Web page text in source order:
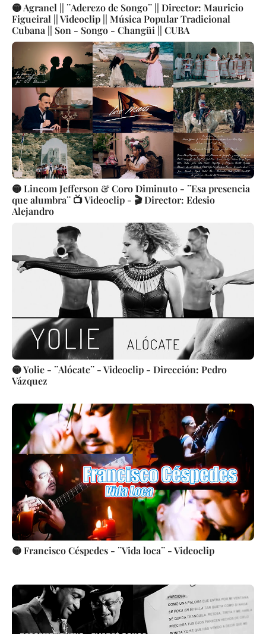
🟡 Agranel || ¨Aderezo de Songo¨ || Director: Mauricio
Figueiral || Videoclip || Música Popular Tradicional
Cubana || Son - Songo - Changüi || CUBA
🟡 Lincom Jefferson & Coro Diminuto - ¨Esa presencia
que alumbra¨ 📺 Videoclip - 🎬 Director: Edesio
Alejandro
🟡 Yolie - ¨Alócate¨ - Videoclip - Dirección: Pedro
Vázquez
🟡 Francisco Céspedes - ¨Vida loca¨ - Videoclip